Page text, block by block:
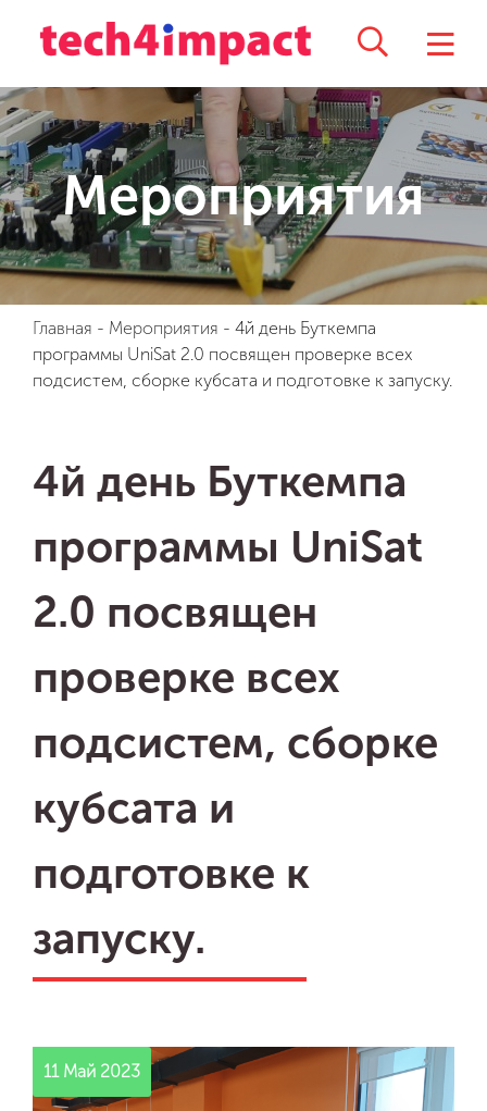
Мероприятия
Главная - Мероприятия - 4й день Буткемпа
программы UniSat 2.0 посвящен проверке всех
подсистем, сборке кубсата и подготовке к запуску.
4й день Буткемпа
программы UniSat
2.0 посвящен
проверке всех
подсистем, сборке
кубсата и
подготовке к
запуску.
11 Май 2023